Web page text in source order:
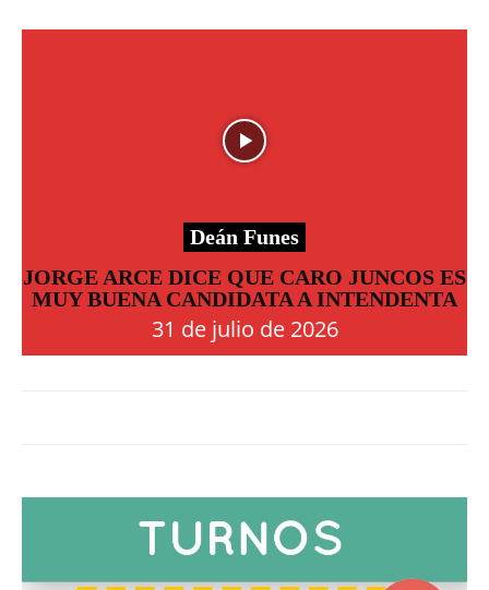
Deán Funes
JORGE ARCE DICE QUE CARO JUNCOS ES
MUY BUENA CANDIDATA A INTENDENTA
31 de julio de 2026